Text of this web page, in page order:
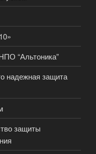
“Альтоника”
надежная защита
защиты